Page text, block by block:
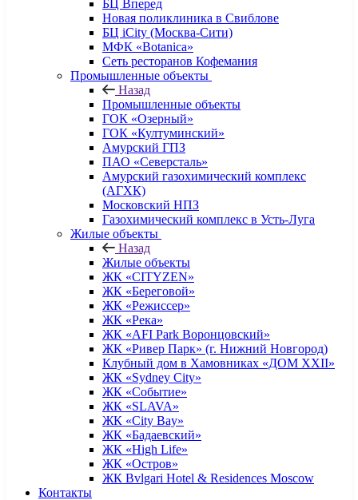
БЦ Вперед
Новая поликлиника в Свиблове
БЦ iCity (Москва-Сити)
МФК «Botanica»
Сеть ресторанов Кофемания
Промышленные объекты
Назад
Промышленные объекты
ГОК «Озерный»
ГОК «Култуминский»
Амурский ГПЗ
ПАО «Северсталь»
Амурский газохимический комплекс
(АГХК)
Московский НПЗ
Газохимический комплекс в Усть-Луга
Жилые объекты
Назад
Жилые объекты
ЖК «CITYZEN»
ЖК «Береговой»
ЖК «Режиссер»
ЖК «Река»
ЖК «AFI Park Воронцовский»
ЖК «Ривер Парк» (г. Нижний Новгород)
Клубный дом в Хамовниках «ДОМ XXII»
ЖК «Sydney City»
ЖК «Событие»
ЖК «SLAVA»
ЖК «City Bay»
ЖК «Бадаевский»
ЖК «High Life»
ЖК «Остров»
ЖК Bvlgari Hotel & Residences Moscow
Контакты